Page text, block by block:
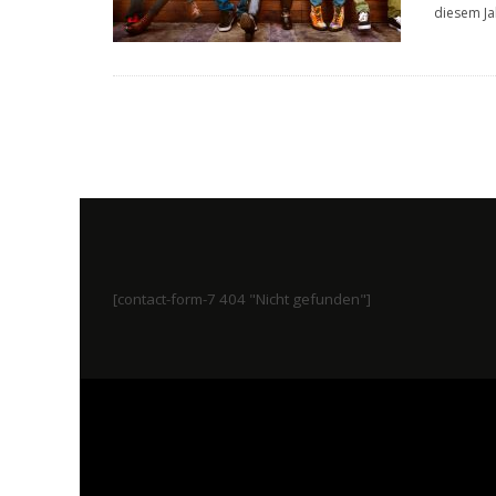
diesem
[contact-form-7 404 "Nicht gefunden"]